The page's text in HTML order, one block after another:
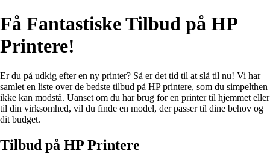
Få Fantastiske Tilbud på HP
Printere!
Er du på udkig efter en ny printer? Så er det tid til at slå til nu! Vi har
samlet en liste over de bedste tilbud på HP printere, som du simpelthen
ikke kan modstå. Uanset om du har brug for en printer til hjemmet eller
til din virksomhed, vil du finde en model, der passer til dine behov og
dit budget.
Tilbud på HP Printere